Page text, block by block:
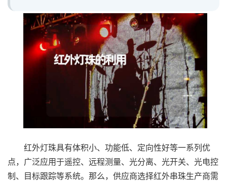
红外灯珠具有体积小、功能低、定向性好等一系列优
点，广泛应用于遥控、远程测量、光分离、光开关、光电控
制、目标跟踪等系统。那么，供应商选择红外串珠生产商需